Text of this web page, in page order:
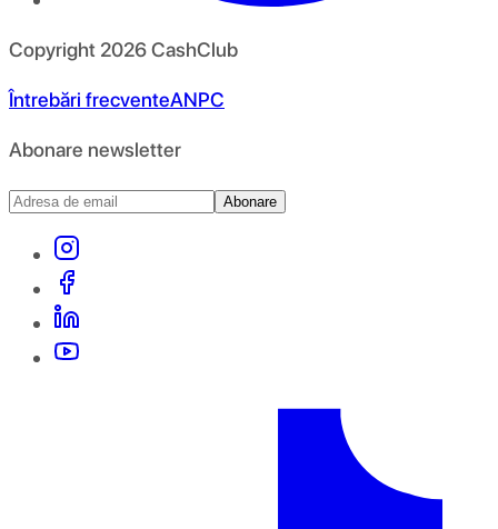
Copyright 2026CashClub
Întrebări frecventeANPC
Abonare newsletter
Abonare